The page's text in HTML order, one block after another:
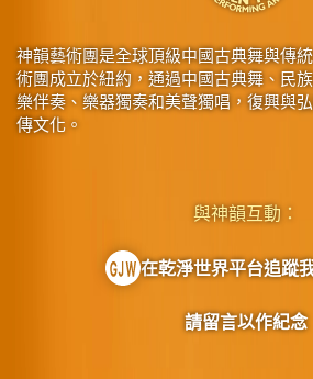
神韻藝術團是全球頂級中國古典舞與傳
術團成立於紐約，通過中國古典舞、民
樂伴奏、樂器獨奏和美聲獨唱，復興與
傳文化。
與神韻互動：
在乾淨世界平台追蹤
請留言以作紀念